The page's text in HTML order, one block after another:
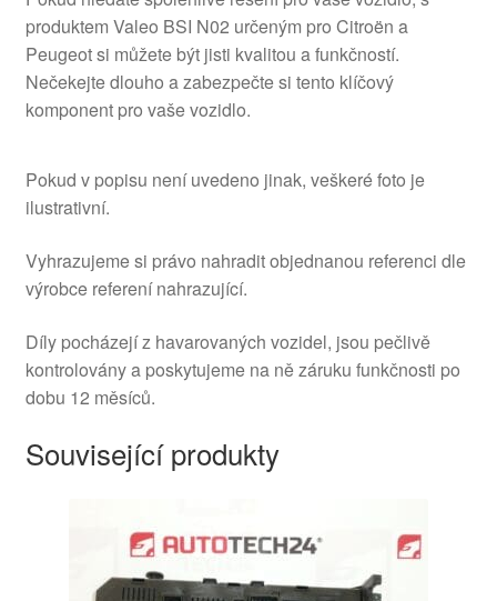
produktem Valeo BSI N02 určeným pro Citroën a
Peugeot si můžete být jisti kvalitou a funkčností.
Nečekejte dlouho a zabezpečte si tento klíčový
komponent pro vaše vozidlo.
Pokud v popisu není uvedeno jinak, veškeré foto je
ilustrativní.
Vyhrazujeme si právo nahradit objednanou referenci dle
výrobce referení nahrazující.
Díly pocházejí z havarovaných vozidel, jsou pečlivě
kontrolovány a poskytujeme na ně záruku funkčnosti po
dobu 12 měsíců.
Související produkty